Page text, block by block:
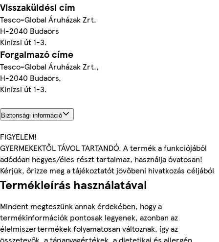
Visszaküldési cím
Tesco-Global Áruházak Zrt.
H-2040 Budaörs
Kinizsi út 1-3.
Forgalmazó címe
Tesco-Global Áruházak Zrt.,
H-2040 Budaörs,
Kinizsi út 1-3.
Biztonsági információ
FIGYELEM!
GYERMEKEKTŐL TÁVOL TARTANDÓ. A termék a funkciójából
adódóan hegyes/éles részt tartalmaz, használja óvatosan!
Kérjük, őrizze meg a tájékoztatót jövőbeni hivatkozás céljából
Termékleírás használatával
Mindent megteszünk annak érdekében, hogy a
termékinformációk pontosak legyenek, azonban az
élelmiszertermékek folyamatosan változnak, így az
összetevők, a tápanyagértékek, a dietetikai és allergén